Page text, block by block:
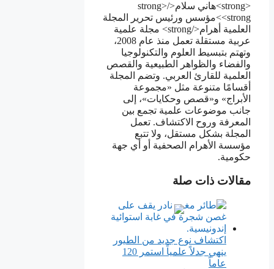
<strong>هاني سلام</strong>
<strong>مؤسس ورئيس تحرير المجلة
العلمية أهرام</strong> مجلة علمية
عربية مستقلة تعمل منذ عام 2008،
وتهتم بتبسيط العلوم والتكنولوجيا
والفضاء والظواهر الطبيعية والقصص
العلمية للقارئ العربي. وتضم المجلة
أقسامًا متنوعة مثل «مجموعة
الأبراج» و«قصص وحكايات»، إلى
جانب موضوعات علمية تجمع بين
المعرفة وروح الاكتشاف. تعمل
المجلة بشكل مستقل، ولا تتبع
مؤسسة الأهرام الصحفية أو أي جهة
حكومية.
مقالات ذات صلة
اكتشاف نوع جديد من الطيور
ينهي جدلاً علمياً استمر 120
عاماً